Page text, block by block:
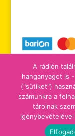
A rádión
hanganyagot is
("sütiket")
számunkra a
tárolnak